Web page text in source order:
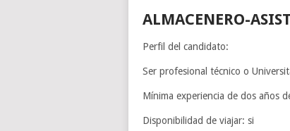
ALMACENERO-
Perfil del candidato:
Ser profesional técnico o
Mínima experiencia de dos años
Disponibilidad de viajar: si